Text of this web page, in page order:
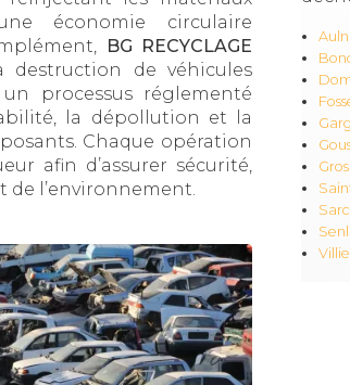
économie circulaire
BG RECYCLAGE
de véhicules
processus réglementé
la dépollution et la
Chaque opération
afin d’assurer sécurité,
de l’environnement.